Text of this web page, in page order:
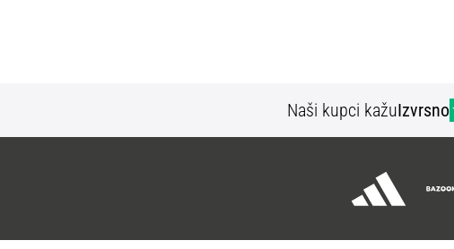
Naši kupci kažuIzvrsno